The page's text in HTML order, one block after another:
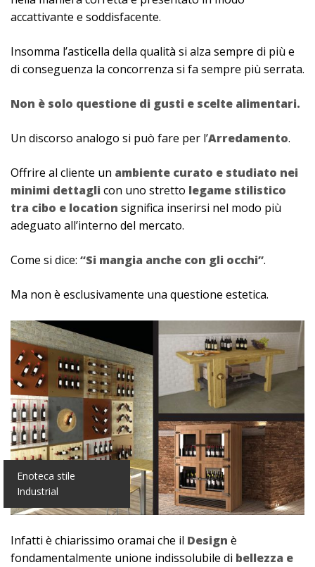
accattivante e soddisfacente.
Insomma l’asticella della qualità si alza sempre di più e
di conseguenza la concorrenza si fa sempre più serrata.
Non è solo questione di gusti e scelte alimentari.
Un discorso analogo si può fare per l’Arredamento.
Offrire al cliente un ambiente curato e studiato nei
minimi dettagli con uno stretto legame stilistico
tra cibo e location significa inserirsi nel modo più
adeguato all’interno del mercato.
Come si dice: “Si mangia anche con gli occhi”.
Ma non è esclusivamente una questione estetica.
Enoteca stile
Industrial
Infatti è chiarissimo oramai che il Design è
fondamentalmente unione indissolubile di bellezza e